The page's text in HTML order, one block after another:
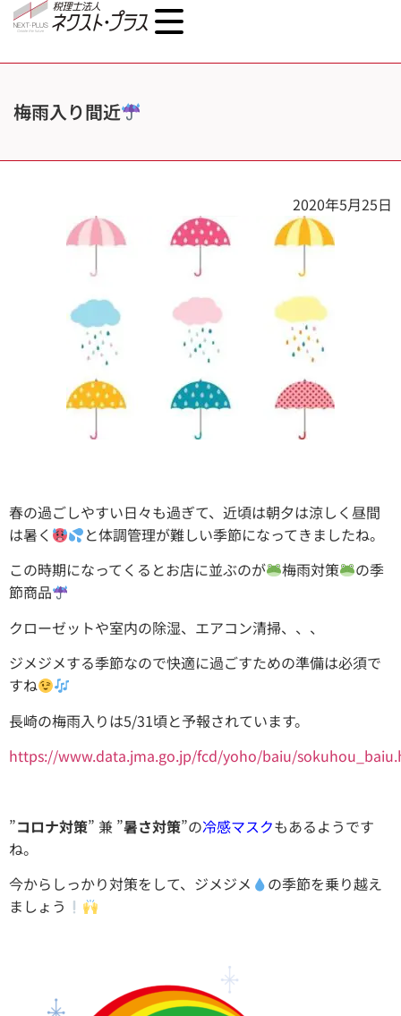
梅雨入り間近
2020年5月25日
春の過ごしやすい日々も過ぎて、近頃は朝夕は涼しく昼間
は暑く
と体調管理が難しい季節になってきましたね。
この時期になってくるとお店に並ぶのが
梅雨対策
の季
節商品
クローゼットや室内の除湿、エアコン清掃、、、
ジメジメする季節なので快適に過ごすための準備は必須で
すね
長崎の梅雨入りは5/31頃と予報されています。
https://www.data.jma.go.jp/fcd/yoho/baiu/
”コロナ対策” 兼 ”暑さ対策”の冷感マスクもあるようです
ね。
今からしっかり対策をして、ジメジメ
の季節を乗り越え
ましょう